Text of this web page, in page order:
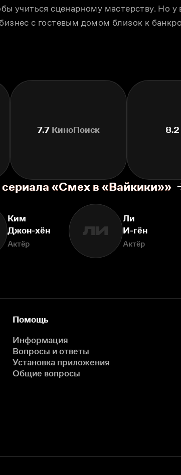
учиться сценарному мастерству. Но у
с гостевым домом близок к
7.7 КиноПоиск 8.2
«Смех в «Вайкики»»
Ким
Джон-хён
Актёр
ЛИ
Ли
И-гён
Актёр
Помощь
Информация
Вопросы и ответы
Установка приложения
Общие вопросы